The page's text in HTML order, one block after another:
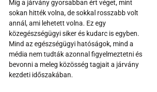
Míg a járvány gyorsabban ért véget, mint
sokan hitték volna, de sokkal rosszabb volt
annál, ami lehetett volna. Ez egy
közegészségügyi siker és kudarc is egyben.
Mind az egészségügyi hatóságok, mind a
média nem tudták azonnal figyelmeztetni és
bevonni a meleg közösség tagjait a járvány
kezdeti időszakában.